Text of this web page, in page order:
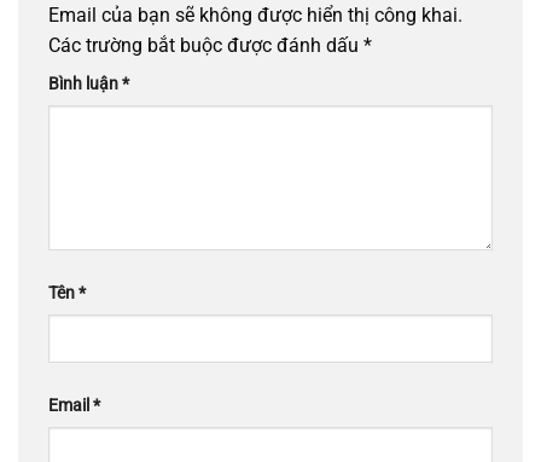
Email của bạn sẽ không được hiển thị công khai.
Các trường bắt buộc được đánh dấu *
Bình luận*
Tên*
Email *